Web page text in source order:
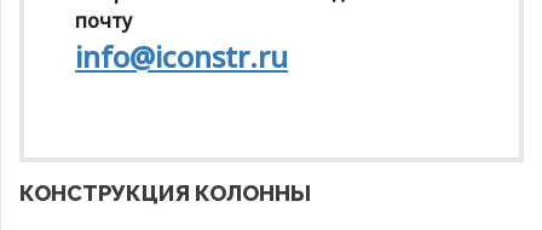
почту
info@iconstr.ru
КОНСТРУКЦИЯ КОЛОННЫ